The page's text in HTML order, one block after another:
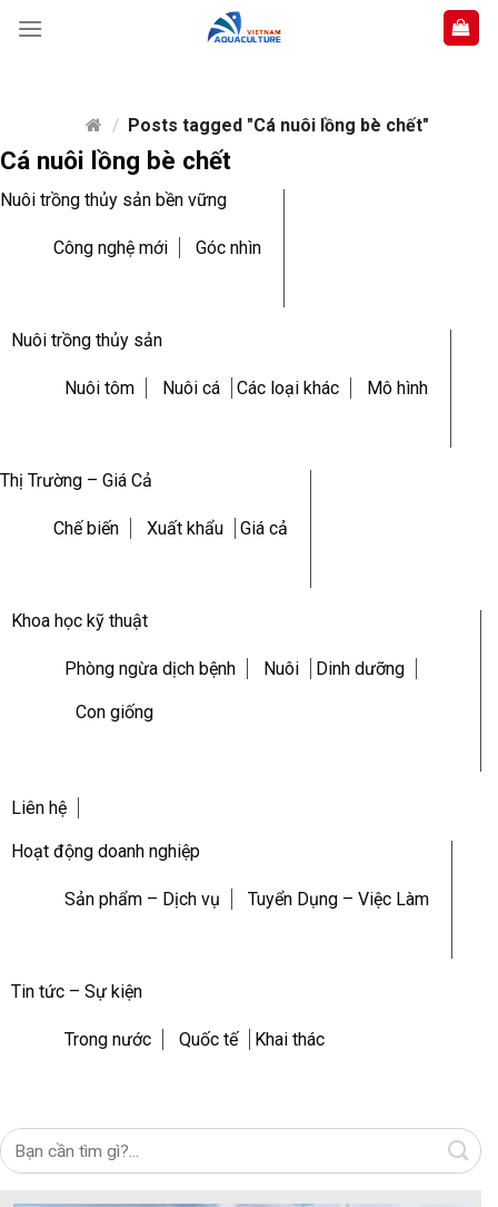
/ Posts tagged "Cá nuôi lồng bè chết"
Cá nuôi lồng bè chết
Nuôi trồng thủy sản bền vững
Công nghệ mới Góc nhìn
Nuôi trồng thủy sản
Nuôi tôm Nuôi cá Các loại khác Mô hình
Thị Trường – Giá Cả
Chế biến Xuất khẩu Giá cả
Khoa học kỹ thuật
Phòng ngừa dịch bệnh Nuôi Dinh dưỡng
Con giống
Liên hệ
Hoạt động doanh nghiệp
Sản phẩm – Dịch vụ Tuyển Dụng – Việc Làm
Tin tức – Sự kiện
Trong nước Quốc tế Khai thác